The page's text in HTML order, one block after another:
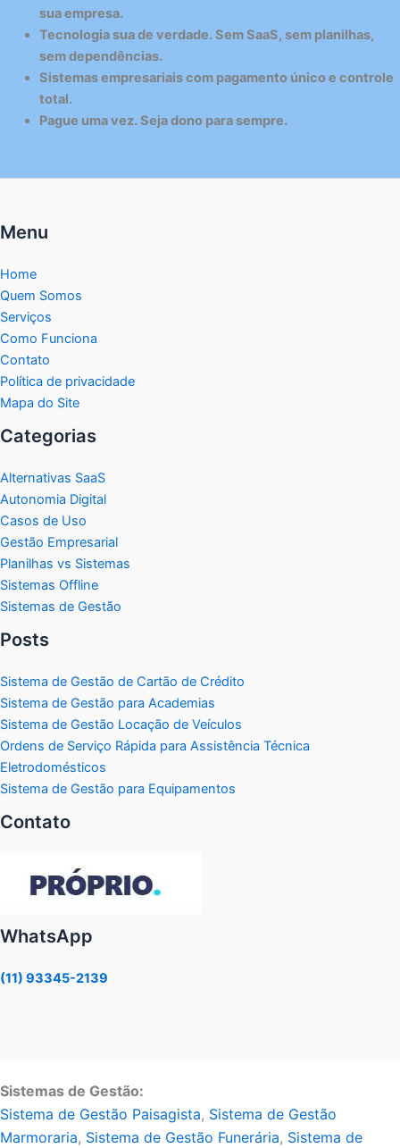
sua empresa.
Tecnologia sua de verdade. Sem SaaS, sem planilhas,
sem dependências.
Sistemas empresariais com pagamento único e controle
total.
Pague uma vez. Seja dono para sempre.
Menu
Home
Quem Somos
Serviços
Como Funciona
Contato
Política de privacidade
Mapa do Site
Categorias
Alternativas SaaS
Autonomia Digital
Casos de Uso
Gestão Empresarial
Planilhas vs Sistemas
Sistemas Offline
Sistemas de Gestão
Posts
Sistema de Gestão de Cartão de Crédito
Sistema de Gestão para Academias
Sistema de Gestão Locação de Veículos
Ordens de Serviço Rápida para Assistência Técnica
Eletrodomésticos
Sistema de Gestão para Equipamentos
Contato
WhatsApp
(11) 93345-2139
Sistemas de Gestão:
Sistema de Gestão Paisagista, Sistema de Gestão
Marmoraria, Sistema de Gestão Funerária, Sistema de